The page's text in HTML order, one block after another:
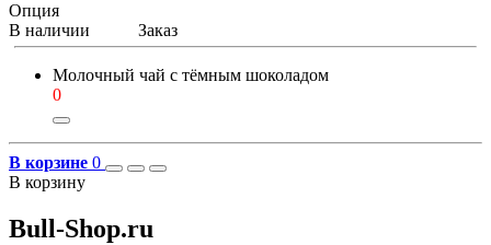
Опция
В наличии
Заказ
Молочный чай с тёмным шоколадом
0
В корзине 0
В корзину
Bull-Shop.ru